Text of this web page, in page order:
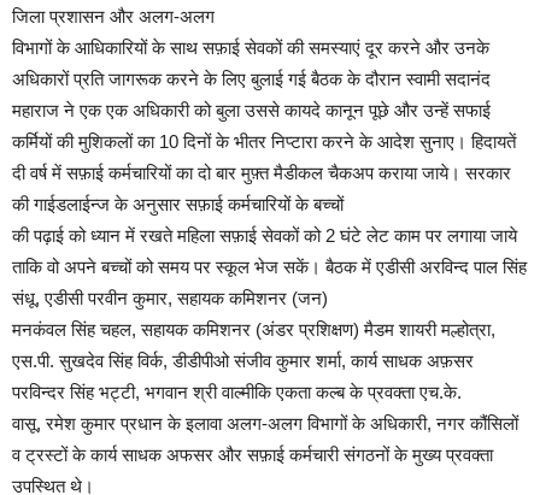
जिला प्रशासन और अलग-अलग
विभागों के आधिकारियों के साथ सफ़ाई सेवकों की समस्याएं दूर करने और उनके
अधिकारों प्रति जागरूक करने के लिए बुलाई गई बैठक के दौरान स्वामी सदानंद
महाराज ने एक एक अधिकारी को बुला उससे कायदे कानून पूछे और उन्हें सफाई
कर्मियों की मुशिकलों का 10 दिनों के भीतर निप्टारा करने के आदेश सुनाए। हिदायतें
दी वर्ष में सफ़ाई कर्मचारियों का दो बार मुफ़्त मैडीकल चैकअप कराया जाये। सरकार
की गाईडलाईन्ज के अनुसार सफ़ाई कर्मचारियों के बच्चों
की पढ़ाई को ध्यान में रखते महिला सफ़ाई सेवकों को 2 घंटे लेट काम पर लगाया जाये
ताकि वो अपने बच्चों को समय पर स्कूल भेज सकें। बैठक में एडीसी अरविन्द पाल सिंह
संधू, एडीसी परवीन कुमार, सहायक कमिशनर (जन)
मनकंवल सिंह चहल, सहायक कमिशनर (अंडर प्रशिक्षण) मैडम शायरी मल्होत्रा,
एस.पी. सुखदेव सिंह विर्क, डीडीपीओ संजीव कुमार शर्मा, कार्य साधक अफ़सर
परविन्दर सिंह भट्टी, भगवान श्री वाल्मीकि एकता कल्ब के प्रवक्ता एच.के.
वासू, रमेश कुमार प्रधान के इलावा अलग-अलग विभागों के अधिकारी, नगर कौंसिलों
व ट्रस्टों के कार्य साधक अफसर और सफ़ाई कर्मचारी संगठनों के मुख्य प्रवक्ता
उपस्थित थे।